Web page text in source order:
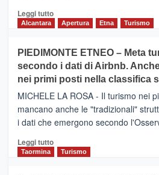
Leggi tuttoLeggi
CATANIA
–
Inaugurato
il
nuovo
collegamento
tra
e
Zanzibar
Alcantara Apertura Etna Turismo
PIEDIMONTE ETNEO – Meta
secondo i dati di Airbnb.
nei primi posti nella classifica
MICHELE LA ROSA - Il turismo nei
mancano anche le "tradizionali"
i dati che emergono secondo
Leggi tuttoLeggi
Taormina Turismo